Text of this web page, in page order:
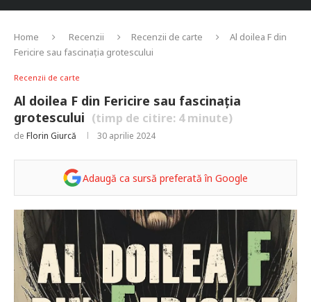
Home Recenzii Recenzii de carte
Al doilea F din
Fericire sau fascinația grotescului
Recenzii de carte
Al doilea F din Fericire sau fascinația
grotescului (timp de citire: 4minute)
de Florin Giurcă 30 aprilie 2024
Adaugă ca sursă preferată în Google